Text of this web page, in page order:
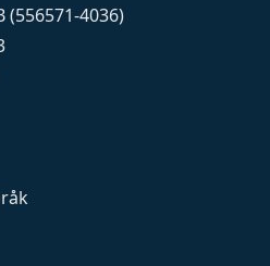
(556571-4036)